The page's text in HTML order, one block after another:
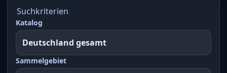
Suchkriterien
Katalog
Sammelgebiet